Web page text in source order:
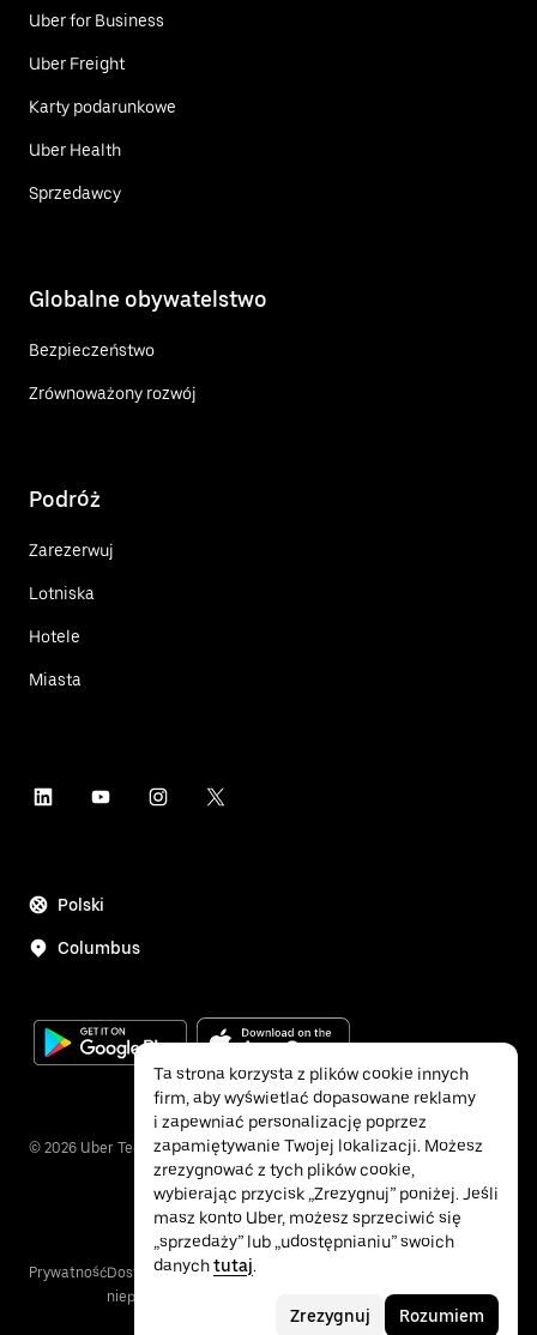
Uber for Business
Uber Freight
Karty podarunkowe
Uber Health
Sprzedawcy
Globalne obywatelstwo
Bezpieczeństwo
Zrównoważony rozwój
Podróż
Zarezerwuj
Lotniska
Hotele
Miasta
Polski
Columbus
© 2026 Uber Technologies Inc.
PrywatnośćDostępność dla osób
niepełnosprawnych
Ta strona korzysta z plików cookie innych
firm, aby wyświetlać dopasowane reklamy
i zapewniać personalizację poprzez
zapamiętywanie Twojej lokalizacji. Możesz
zrezygnować z tych plików cookie,
wybierając przycisk „Zrezygnuj” poniżej. Jeśli
masz konto Uber, możesz sprzeciwić się
„sprzedaży” lub „udostępnianiu” swoich
danychtutaj.
Zrezygnuj Rozumiem